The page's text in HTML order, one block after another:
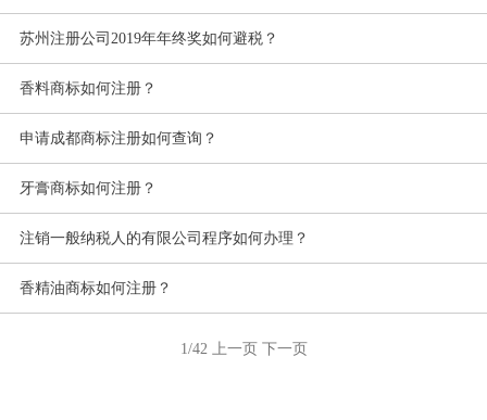
苏州注册公司2019年年终奖如何避税？
香料商标如何注册？
申请成都商标注册如何查询？
牙膏商标如何注册？
注销一般纳税人的有限公司程序如何办理？
香精油商标如何注册？
1/42 上一页 下一页